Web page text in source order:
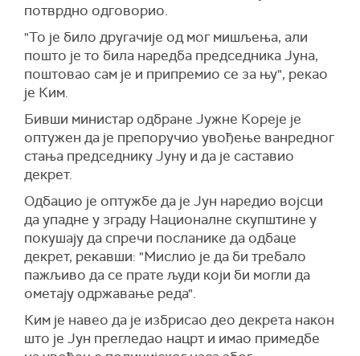
потврдно одговорио.
"То је било другачије од мог мишљења, али
пошто је то била наредба председника Јуна,
поштовао сам је и припремио се за њу", рекао
је Ким.
Бивши министар одбране Јужне Кореје је
оптужен да је препоручио увођење ванредног
стања председнику Јуну и да је саставио
декрет.
Одбацио је оптужбе да је Јун наредио војсци
да упадне у зграду Националне скупштине у
покушају да спречи посланике да одбаце
декрет, рекавши: "Мислио је да би требало
пажљиво да се прате људи који би могли да
ометају одржавање реда".
Ким је навео да је избрисао део декрета након
што је Јун прегледао нацрт и имао примедбе